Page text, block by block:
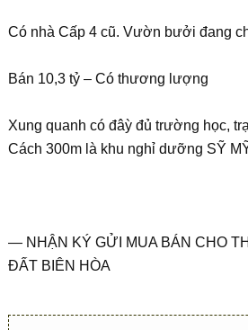
Có nhà Cấp 4 cũ. Vườn bưởi đang
Bán 10,3 tỷ – Có thương lượng
Xung quanh có đâỳ đủ trường học,
Cách 300m là khu nghỉ dưỡng SỸ
— NHẬN KÝ GỬI MUA BÁN CHO
ĐẤT BIÊN HÒA